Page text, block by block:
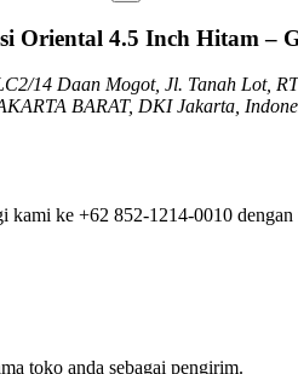
Oriental 4.5 Inch Hitam –
14 Daan Mogot, Jl. Tanah Lot,
BARAT, DKI Jakarta,
ke +62 852-1214-0010 dengan
toko anda sebagai pengirim.